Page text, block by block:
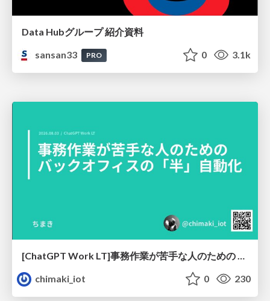
Data Hubグループ 紹介資料
sansan33
PRO 0 3.1k
[ChatGPT Work LT]事務作業が苦手な人のための バックオフィスの「半」自動化
chimaki_iot
0 230